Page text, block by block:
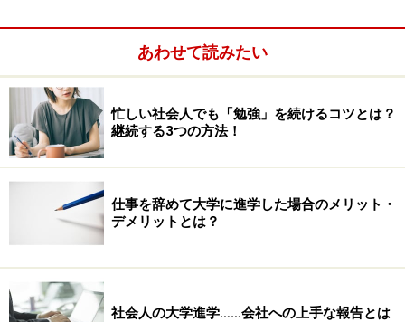
在職中にしておくこと
■1. クレジットカードを作っておく
無職や学生になると、クレジットカードの使用制限枠が
低かったり、クレジットカード作成の審査で落とされる
ことがあります。(特に留学予定者は、現地での学費や家
賃の支払いもカードを使う場合もありますから、最初に
使用制限枠を大きめにしておくこと！)ちなみに会社のカ
ードなどは、退職時に返却しなければなりません。
あわせて読みたい
忙しい社会人でも「勉強」を続けるコツとは？
継続する3つの方法！
仕事を辞めて大学に進学した場合のメリット・
デメリットとは？
社会人の大学進学……会社への上手な報告とは